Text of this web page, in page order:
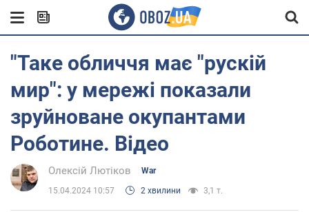
"Таке обличчя має "рускій
мир": у мережі показали
зруйноване окупантами
Роботине. Відео
Олексій Лютіков War
15.04.2024 10:57 2 хвилини 3,1 т.